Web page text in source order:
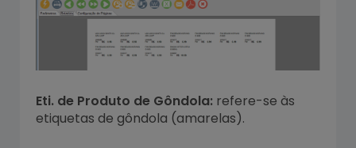
Eti. de Produto de Gôndola: refere-se às
etiquetas de gôndola (amarelas).